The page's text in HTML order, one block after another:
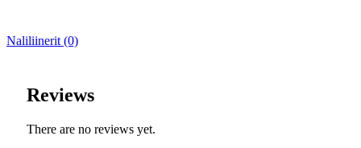
Naliliinerit (0)
Reviews
There are no reviews yet.